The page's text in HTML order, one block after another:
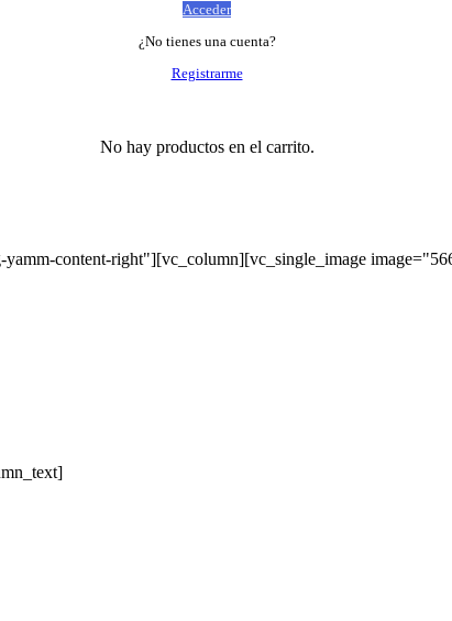
Acceder
¿No tienes una cuenta?
Registrarme
No hay productos en el carrito.
yamm-content-right"][vc_column][vc_single_image